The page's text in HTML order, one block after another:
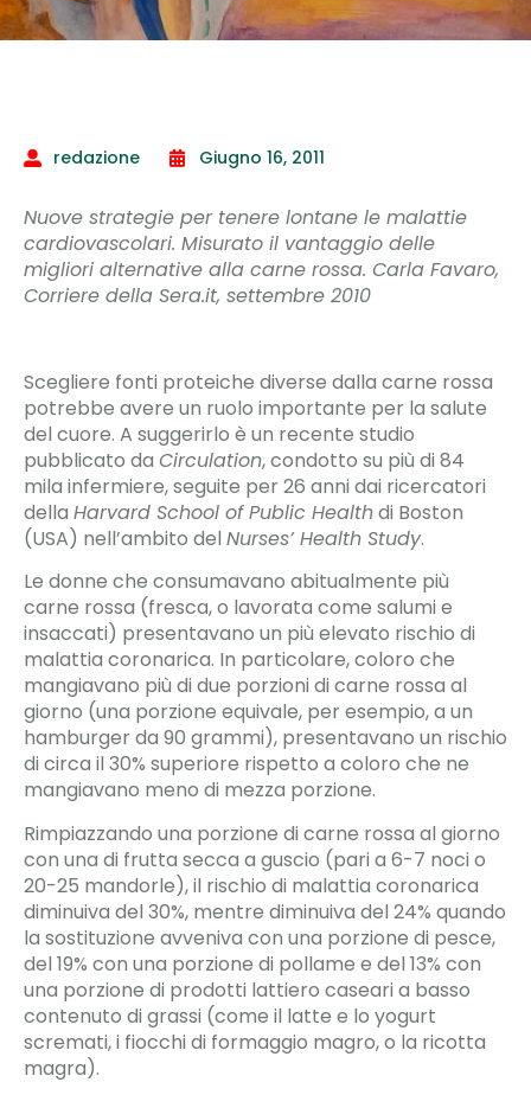
redazione Giugno 16, 2011
Nuove strategie per tenere lontane le malattie
cardiovascolari. Misurato il vantaggio delle
migliori alternative alla carne rossa. Carla Favaro,
Corriere della Sera.it, settembre 2010
Scegliere fonti proteiche diverse dalla carne rossa
potrebbe avere un ruolo importante per la salute
del cuore. A suggerirlo è un recente studio
pubblicato da Circulation, condotto su più di 84
mila infermiere, seguite per 26 anni dai ricercatori
della Harvard School of Public Healthdi Boston
(USA) nell’ambito del Nurses’ Health Study.
Le donne che consumavano abitualmente più
carne rossa (fresca, o lavorata come salumi e
insaccati) presentavano un più elevato rischio di
malattia coronarica. In particolare, coloro che
mangiavano più di due porzioni di carne rossa al
giorno (una porzione equivale, per esempio, a un
hamburger da 90 grammi), presentavano un rischio
di circa il 30% superiore rispetto a coloro che ne
mangiavano meno di mezza porzione.
Rimpiazzando una porzione di carne rossa al giorno
con una di frutta secca a guscio (pari a 6-7 noci o
20-25 mandorle), il rischio di malattia coronarica
diminuiva del 30%, mentre diminuiva del 24% quando
la sostituzione avveniva con una porzione di pesce,
del 19% con una porzione di pollame e del 13% con
una porzione di prodotti lattiero caseari a basso
contenuto di grassi (come il latte e lo yogurt
scremati, i fiocchi di formaggio magro, o la ricotta
magra).